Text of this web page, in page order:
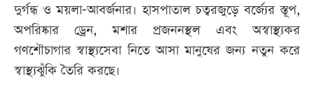
ছবি
ভিডিও
দুর্গন্ধ ও ময়লা-আবর্জনার। হাসপাতাল চত্বরজুড়ে বর্জ্যের স্তূপ,
অপরিষ্কার ড্রেন, মশার প্রজননস্থল এবং অস্বাস্থ্যকর
গণশৌচাগার স্বাস্থ্যসেবা নিতে আসা মানুষের জন্য নতুন করে
স্বাস্থ্যঝুঁকি তৈরি করছে।